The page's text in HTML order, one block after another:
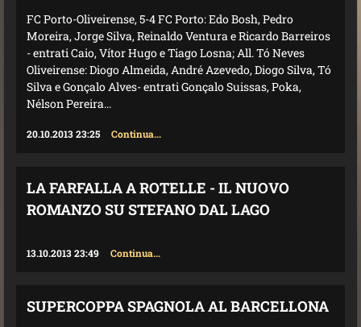
FC Porto-Oliveirense, 5-4 FC Porto: Edo Bosh, Pedro
Moreira, Jorge Silva, Reinaldo Ventura e Ricardo Barreiros
- entrati Caio, Vítor Hugo e Tiago Losna; All. Tó Neves
Oliveirense: Diogo Almeida, André Azevedo, Diogo Silva, Tó
Silva e Gonçalo Alves- entrati Gonçalo Suissas, Poka,
Nélson Pereira...
20.10.2013 23:25 Continua...
LA FARFALLA A ROTELLE - IL NUOVO
ROMANZO SU STEFANO DAL LAGO
13.10.2013 23:49 Continua...
SUPERCOPPA SPAGNOLA AL BARCELLONA